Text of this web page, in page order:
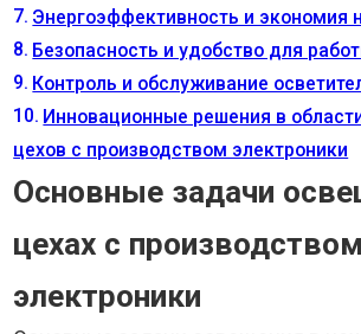
Энергоэффективность и экономия
Безопасность и удобство для
Контроль и обслуживание
Инновационные решения в
цехов с производством электроники
Основные задачи
цехах с производством
электроники